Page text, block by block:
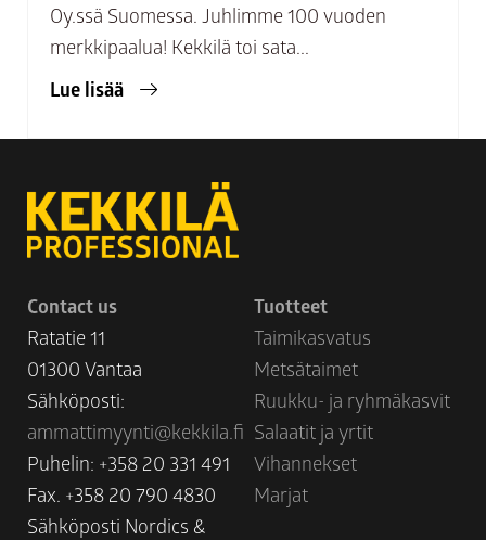
Oy.ssä Suomessa. Juhlimme 100 vuoden
merkkipaalua! Kekkilä toi sata...
Lue lisää
Contact us
Ratatie 11
01300 Vantaa
Sähköposti:
ammattimyynti@kekkila.fi
Puhelin: +358 20 331 491
Fax. +358 20 790 4830
Sähköposti Nordics &
Tuotteet
Taimikasvatus
Metsätaimet
Ruukku- ja ryhmäkasvit
Salaatit ja yrtit
Vihannekset
Marjat